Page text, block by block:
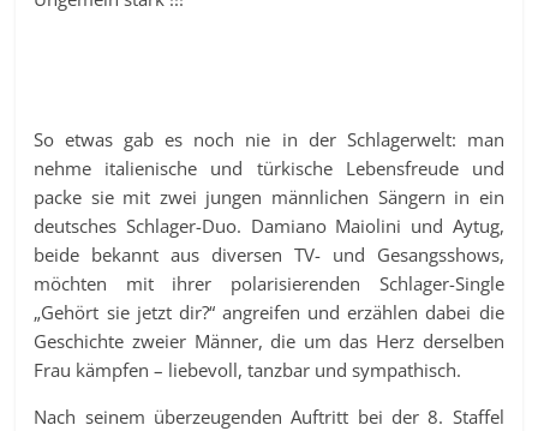
So etwas gab es noch nie in der Schlagerwelt: man
nehme italienische und türkische Lebensfreude und
packe sie mit zwei jungen männlichen Sängern in ein
deutsches Schlager-Duo. Damiano Maiolini und Aytug,
beide bekannt aus diversen TV- und Gesangsshows,
möchten mit ihrer polarisierenden Schlager-Single
„Gehört sie jetzt dir?“ angreifen und erzählen dabei die
Geschichte zweier Männer, die um das Herz derselben
Frau kämpfen – liebevoll, tanzbar und sympathisch.
Nach seinem überzeugenden Auftritt bei der 8. Staffel